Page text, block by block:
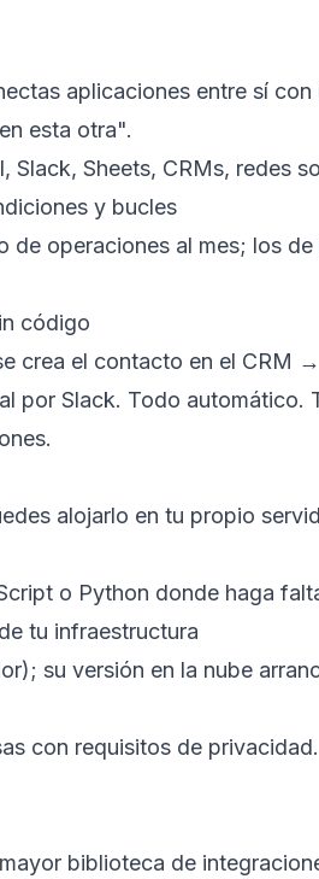
aplicaciones entre sí
esta otra".
Slack, Sheets, CRMs, redes
y bucles
de operaciones al mes; los
código
crea el contacto en el CRM
por Slack. Todo automático.
.
alojarlo en tu propio
o Python donde haga
tu infraestructura
su versión en la nube
con requisitos de
biblioteca de